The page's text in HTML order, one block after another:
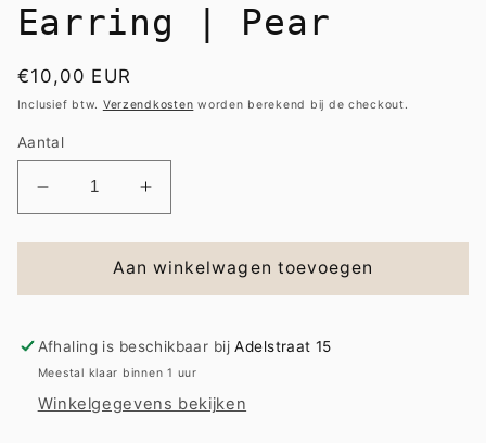
Earring | Pear
Normale
prijs
€10,00 EUR
Inclusief btw. Verzendkosten worden berekend bij de checkout.
Aantal
Aantal
verlagen
voor
|
Aantal
verhogen
voor
Earring
|
Aan winkelwagen toevoegen
Afhaling is beschikbaar bijAdelstraat 15
Meestal klaar binnen 1 uur
Winkelgegevens bekijken